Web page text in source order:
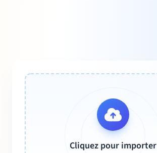
Cliquez pour importer